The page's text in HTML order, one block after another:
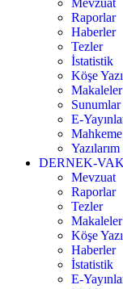
Raporlar
Haberler
Tezler
İstatistik
Köşe
Makaleler
Sunumlar
E-
Yazılarım
DERNEK-
Mevzuat
Raporlar
Tezler
Makaleler
Köşe
Haberler
İstatistik
E-